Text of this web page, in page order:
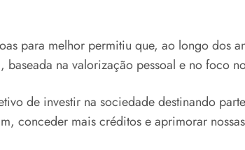
para melhor permitiu que, ao longo dos
baseada na valorização pessoal e no foco
de investir na sociedade destinando
conceder mais créditos e aprimorar